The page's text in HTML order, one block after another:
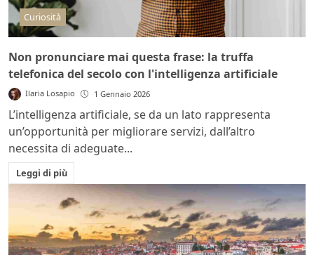
Curiosità
Non pronunciare mai questa frase: la truffa
telefonica del secolo con l'intelligenza artificiale
Ilaria Losapio 1 Gennaio 2026
L’intelligenza artificiale, se da un lato rappresenta
un’opportunità per migliorare servizi, dall’altro
necessita di adeguate...
Leggi di più